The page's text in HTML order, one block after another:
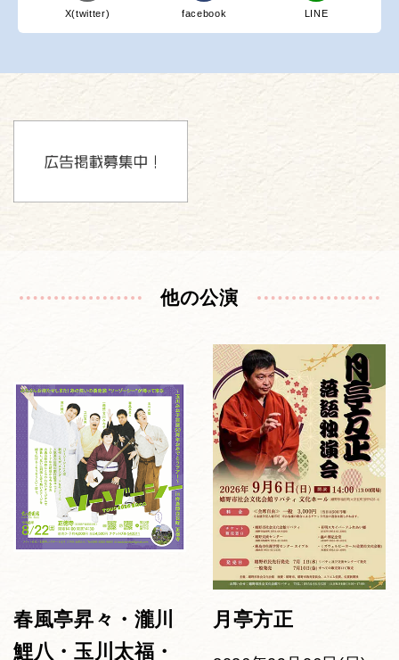
X(twitter) facebook LINE
他の公演
春風亭昇々・瀧川
鯉八・玉川太福・
月亭方正